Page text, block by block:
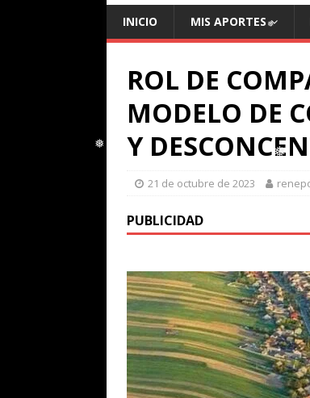
❅
INICIO MIS APORTES
ROL DE
MODELO DE
Y
21 de octubre de 2023
PUBLICIDAD